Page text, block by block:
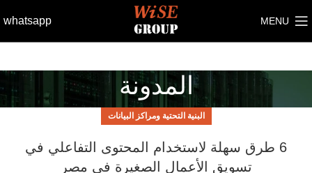
MENU
whatsapp
المدونة
البنية التحتية ومراكز البيانات
6 طرق سهلة لاستخدام المحتوى التفاعلي في
تسويق الأعمال الصغيرة في مصر